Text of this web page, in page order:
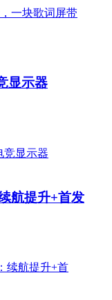
显示器
航提升+首发